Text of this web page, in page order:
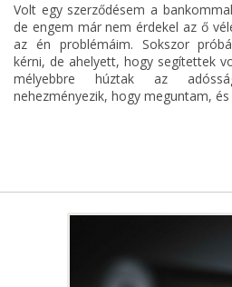
Volt egy szerződésem a
de engem már nem érdekel az ő
az én problémáim. Sokszor
kérni, de ahelyett, hogy segítettek
mélyebbre húztak az
nehezményezik, hogy meguntam,